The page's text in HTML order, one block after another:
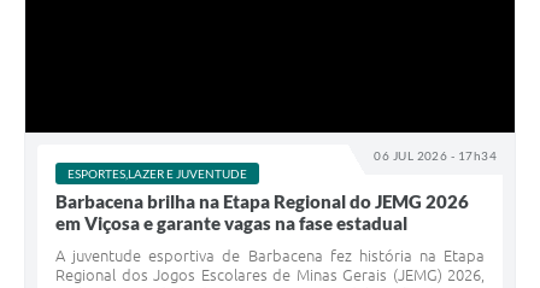
06 JUL 2026 - 17h34
ESPORTES,LAZER E JUVENTUDE
Barbacena brilha na Etapa Regional do JEMG 2026
em Viçosa e garante vagas na fase estadual
A juventude esportiva de Barbacena fez história na Etapa
Regional dos Jogos Escolares de Minas Gerais (JEMG) 2026,